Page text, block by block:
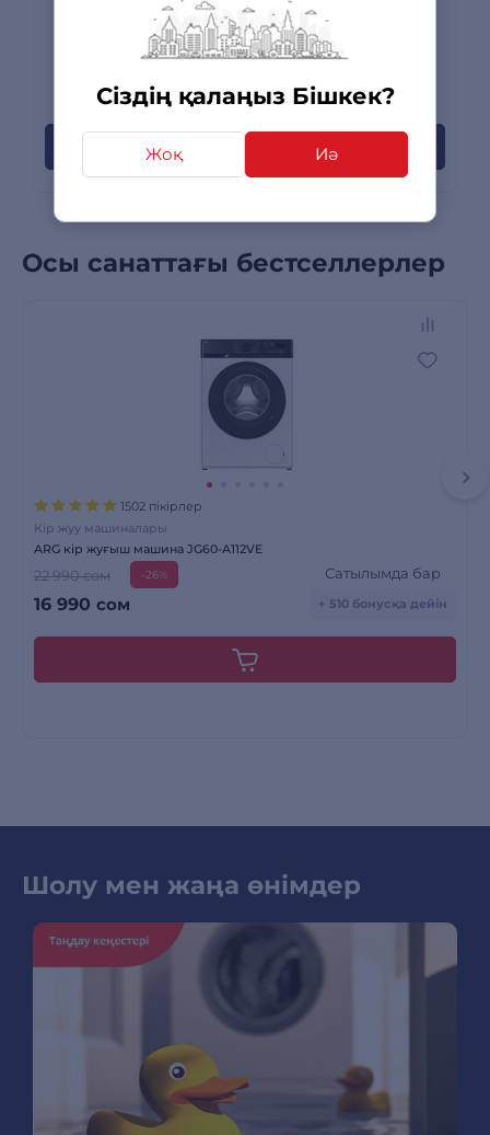
Сіздің қалаңыз Бішкек?
Жоқ Иә
0 пікірлер
Сатылымда жоқ
Пайда болған кезде хабарлаңыз
Осы санаттағы бестселлерлер
1502 пікірлер
Кір жуу машиналары
ARG кір жуғыш машина JG60-A112VE
22 990 сом -26%
16 990 сом
Сатылымда бар
+ 510 бонусқа дейін
Шолу мен жаңа өнімдер